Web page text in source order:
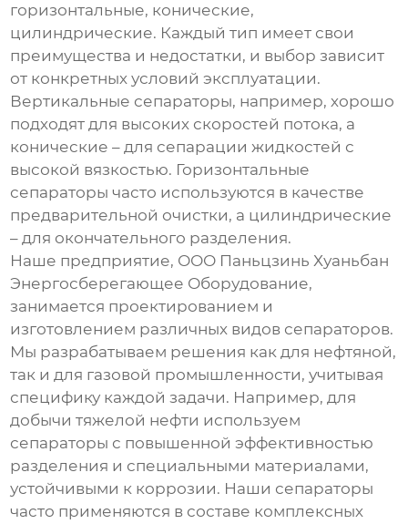
горизонтальные, конические,
цилиндрические. Каждый тип имеет свои
преимущества и недостатки, и выбор зависит
от конкретных условий эксплуатации.
Вертикальные сепараторы, например, хорошо
подходят для высоких скоростей потока, а
конические – для сепарации жидкостей с
высокой вязкостью. Горизонтальные
сепараторы часто используются в качестве
предварительной очистки, а цилиндрические
– для окончательного разделения.
Наше предприятие, ООО Паньцзинь Хуаньбан
Энергосберегающее Оборудование,
занимается проектированием и
изготовлением различных видов сепараторов.
Мы разрабатываем решения как для нефтяной,
так и для газовой промышленности, учитывая
специфику каждой задачи. Например, для
добычи тяжелой нефти используем
сепараторы с повышенной эффективностью
разделения и специальными материалами,
устойчивыми к коррозии. Наши сепараторы
часто применяются в составе комплексных